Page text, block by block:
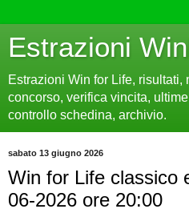
Estrazioni
Estrazioni Win for Life, risultati,
concorso, verifica vincita,
controllo schedina, archivio.
sabato 13 giugno 2026
Win for Life classico
06-2026 ore 20:00